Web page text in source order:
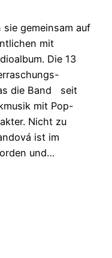
gemeinsam auf
mit
Die 13
die Band seit
mit Pop-
Nicht zu
ist im
und…